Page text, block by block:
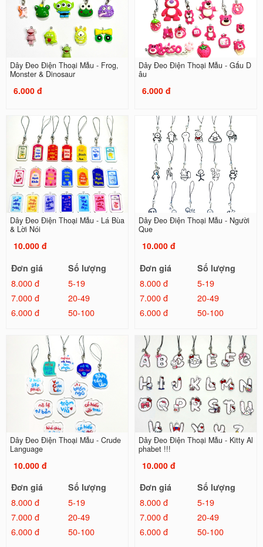
Dây Đeo Điện Thoại Mẫu - Frog,
Monster & Dinosaur
6.000 đ
Dây Đeo Điện Thoại Mẫu - Gấu D
âu
6.000 đ
Dây Đeo Điện Thoại Mẫu - Lá Bùa
& Lời Nói
10.000 đ
Đơn giá
Số lượng
8.000 đ
5-19
7.000 đ
20-49
6.000 đ
50-100
Dây Đeo Điện Thoại Mẫu - Người
Que
10.000 đ
Đơn giá
Số lượng
8.000 đ
5-19
7.000 đ
20-49
6.000 đ
50-100
Dây Đeo Điện Thoại Mẫu - Crude
Language
10.000 đ
Đơn giá
Số lượng
8.000 đ
5-19
7.000 đ
20-49
6.000 đ
50-100
Dây Đeo Điện Thoại Mẫu - Kitty Al
phabet !!!
10.000 đ
Đơn giá
Số lượng
8.000 đ
5-19
7.000 đ
20-49
6.000 đ
50-100